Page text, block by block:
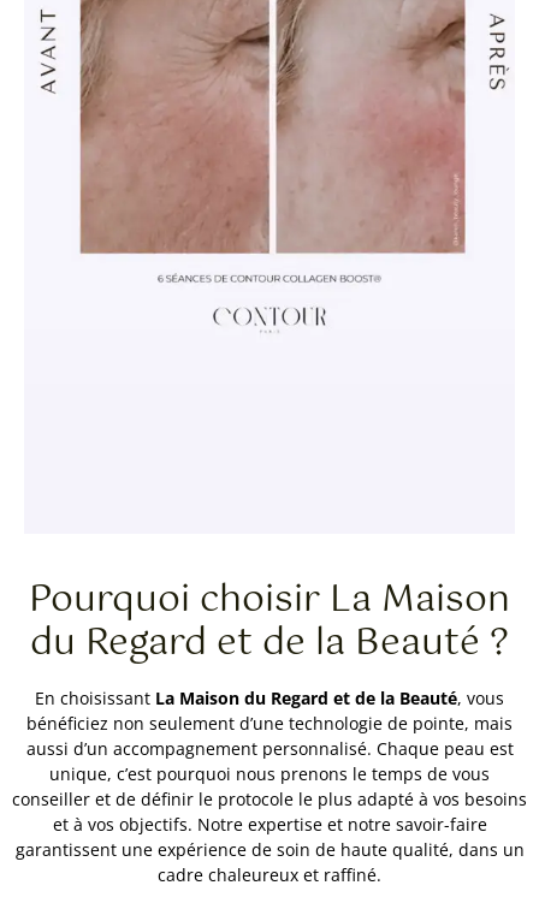
Pourquoi choisir La Maison
du Regard et de la Beauté ?
En choisissant La Maison du Regard et de la Beauté, vous
bénéficiez non seulement d’une technologie de pointe, mais
aussi d’un accompagnement personnalisé. Chaque peau est
unique, c’est pourquoi nous prenons le temps de vous
conseiller et de définir le protocole le plus adapté à vos besoins
et à vos objectifs. Notre expertise et notre savoir-faire
garantissent une expérience de soin de haute qualité, dans un
cadre chaleureux et raffiné.